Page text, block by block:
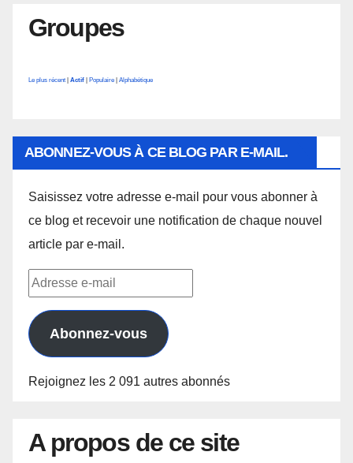
Groupes
Le plus récent | Actif | Populaire | Alphabétique
ABONNEZ-VOUS À CE BLOG PAR E-MAIL.
Saisissez votre adresse e-mail pour vous abonner à
ce blog et recevoir une notification de chaque nouvel
article par e-mail.
Adresse
mail Abonnez-vous
Rejoignez les 2 091 autres abonnés
A propos de ce site